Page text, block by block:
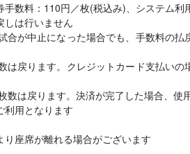
数料：110円／枚(税込み)、システム利
しは行いません
合が中止になった場合でも、手数料の
戻ります。クレジットカード支払いの
は戻ります。決済が完了した場合、使
利用となります
座席が離れる場合がございます